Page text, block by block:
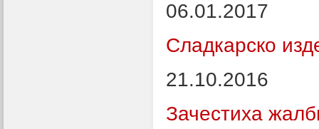
06.01.2017
Сладкарско
21.10.2016
Зачестиха